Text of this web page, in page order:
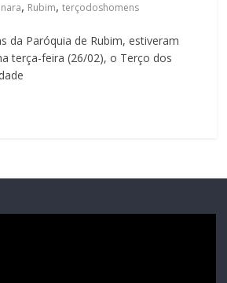
, Rubim,terçodoshomens
da Paróquia de Rubim, estiveram
terça-feira (26/02), o Terço dos